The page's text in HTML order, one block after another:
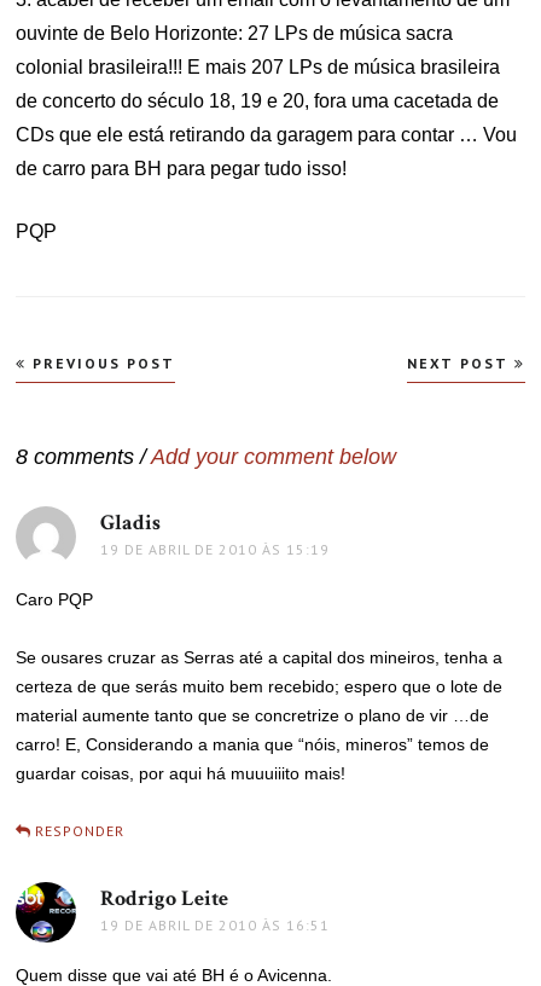
ouvinte de Belo Horizonte: 27 LPs de música sacra
colonial brasileira!!! E mais 207 LPs de música brasileira
de concerto do século 18, 19 e 20, fora uma cacetada de
CDs que ele está retirando da garagem para contar … Vou
de carro para BH para pegar tudo isso!
PQP
Navegação
de
PREVIOUS POST NEXT POST
8 comments /Add your comment below
Gladis
19 DE ABRIL DE 2010 ÀS 15:19
Caro PQP
Se ousares cruzar as Serras até a capital dos mineiros, tenha a
certeza de que serás muito bem recebido; espero que o lote de
material aumente tanto que se concretrize o plano de vir …de
carro! E, Considerando a mania que “nóis, mineros” temos de
guardar coisas, por aqui há muuuiiito mais!
RESPONDER
Rodrigo Leite
19 DE ABRIL DE 2010 ÀS 16:51
Quem disse que vai até BH é o Avicenna.